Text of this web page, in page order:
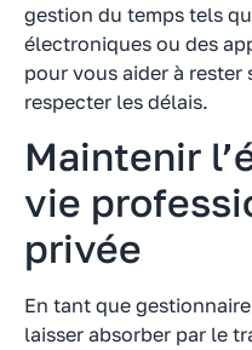
gestion du temps tels
électroniques ou des
pour vous aider à rester
respecter les délais.
Maintenir
vie
privée
En tant que
laisser absorber par le